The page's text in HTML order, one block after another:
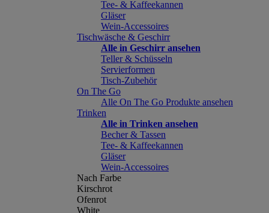
Tee- & Kaffeekannen
Gläser
Wein-Accessoires
Tischwäsche & Geschirr
Alle in Geschirr ansehen
Teller & Schüsseln
Servierformen
Tisch-Zubehör
On The Go
Alle On The Go Produkte ansehen
Trinken
Alle in Trinken ansehen
Becher & Tassen
Tee- & Kaffeekannen
Gläser
Wein-Accessoires
Nach Farbe
Kirschrot
Ofenrot
White